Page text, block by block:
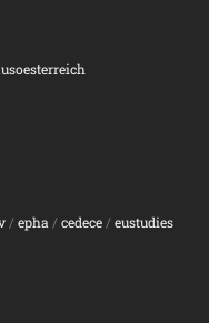
/ epha / cedece/ eustudies